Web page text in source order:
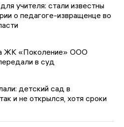
учителя: стали известны
о педагоге-извращенце во
ЖК «Поколение» ООО
в суд
детский сад в
и не открылся, хотя сроки